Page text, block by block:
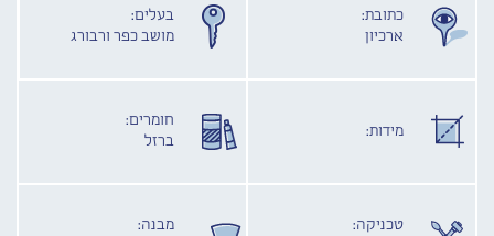
כתובת:
ארכיון
בעלים:
מושב כפר ורבורג
מידות:
חומרים:
ברזל
טכניקה:
מבנה: